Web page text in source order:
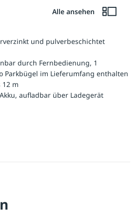
Alle ansehen
und pulverbeschichtet
durch Fernbedienung, 1
Parkbügel im Lieferumfang enthalten
12 m
aufladbar über Ladegerät